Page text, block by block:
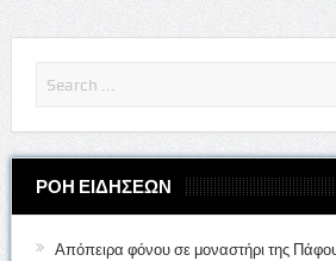
ΡΟΗ ΕΙΔΗΣΕΩΝ
Απόπειρα φόνου σε μοναστήρι της